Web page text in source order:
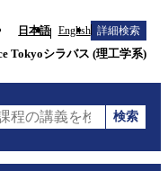
日本語 English 詳細検索
Tokyoシラバス (理工学系)
程の講義を検索（講義
検索